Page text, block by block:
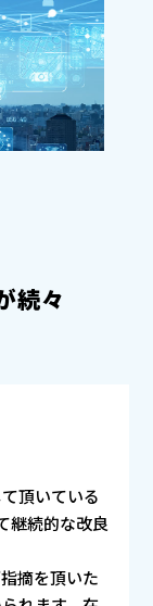
続々
頂いている
継続的な改良
摘を頂いた